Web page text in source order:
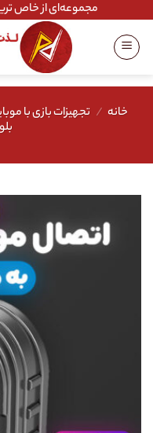
content
مجموعه‌ای از خاص
خانه / تجهیزات بازی با